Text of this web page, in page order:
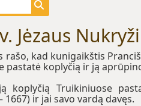
Jėzaus
rašo, kad kunigaikštis
pastatė koplyčią ir ją
koplyčią Truikiniuose
1667) ir jai savo vardą davęs.